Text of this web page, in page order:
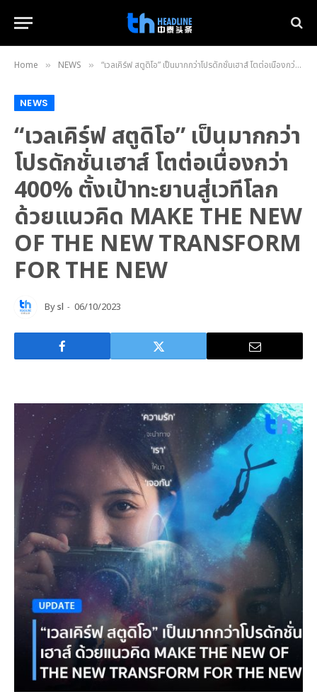
Home » NEWS » “เวลเคิร์ฟ สตูดิโอ” เป็นมากกว่าโปรดักชั่นเฮาส์ โตต่อเนื่องกว่า 400% ตั้งเป้าทะยานสู่เวทีโลกด้วยแนวคิด MAKE THE NEW OF THE NEW TRANSFORM FOR THE NEW
NEWS
“เวลเคิร์ฟ สตูดิโอ” เป็นมากกว่า
โปรดักชั่นเฮาส์ โตต่อเนื่องกว่า
400% ตั้งเป้าทะยานสู่เวทีโลก
ด้วยแนวคิด MAKE THE NEW
OF THE NEW TRANSFORM
FOR THE NEW
Bysl 06/10/2023